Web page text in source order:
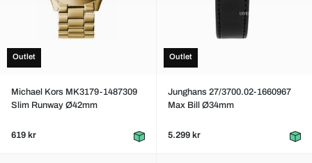
Outlet
Michael Kors MK3179-1487309
Slim Runway Ø42mm
619 kr
Outlet
Junghans 27/3700.02-1660967
Max Bill Ø34mm
5.299 kr